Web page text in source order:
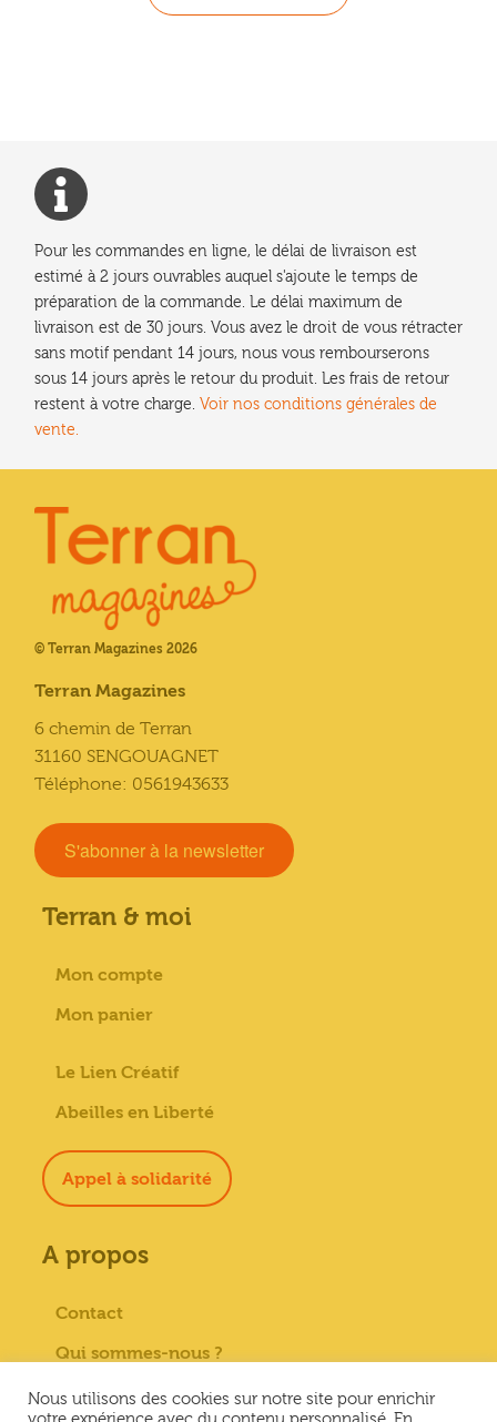
Pour les commandes en ligne, le délai de livraison est
estimé à 2 jours ouvrables auquel s'ajoute le temps de
préparation de la commande. Le délai maximum de
livraison est de 30 jours. Vous avez le droit de vous rétracter
sans motif pendant 14 jours, nous vous rembourserons
sous 14 jours après le retour du produit. Les frais de retour
restent à votre charge. Voir nos conditions générales de
vente.
© Terran Magazines 2026
Terran Magazines
6 chemin de Terran
31160 SENGOUAGNET
Téléphone: 0561943633
S'abonner à la newsletter
Terran & moi
Mon compte
Mon panier
Le Lien Créatif
Abeilles en Liberté
Appel à solidarité
A propos
Contact
Qui sommes-nous ?
Paiement sécurisé
Nous utilisons des cookies sur notre site pour enrichir